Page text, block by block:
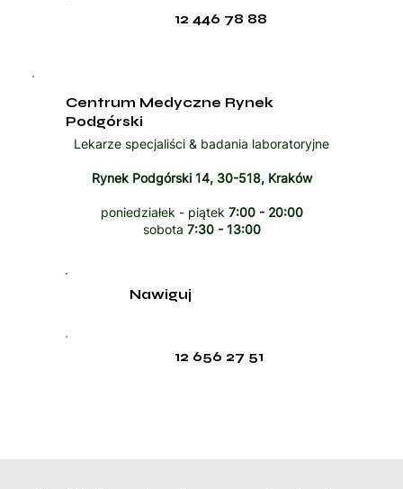
12 446 78 88
Centrum Medyczne Rynek
Podgórski
Lekarze specjaliści & badania laboratoryjne
Rynek Podgórski 14, 30-518, Kraków
poniedziałek - piątek 7:00 - 20:00
sobota 7:30 - 13:00
12 656 27 51
Nawiguj